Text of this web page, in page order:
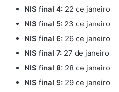
NIS final 4: 22 de janeiro
NIS final 5: 23 de janeiro
NIS final 6: 26 de janeiro
NIS final 7: 27 de janeiro
NIS final 8: 28 de janeiro
NIS final 9: 29 de janeiro